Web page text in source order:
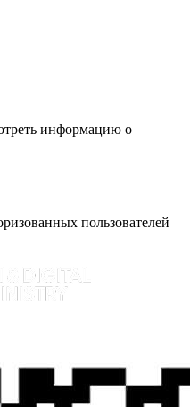
информацию о
пользователей